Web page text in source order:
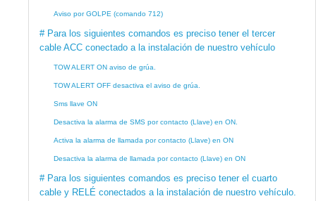
Aviso por GOLPE (comando 712)
# Para los siguientes comandos es preciso tener el tercer
cable ACC conectado a la instalación de nuestro vehículo
TOW ALERT ON aviso de grúa.
TOW ALERT OFF desactiva el aviso de grúa.
Sms llave ON
Desactiva la alarma de SMS por contacto (Llave) en ON.
Activa la alarma de llamada por contacto (Llave) en ON
Desactiva la alarma de llamada por contacto (Llave) en ON
# Para los siguientes comandos es preciso tener el cuarto
cable y RELÉ conectados a la instalación de nuestro vehículo.